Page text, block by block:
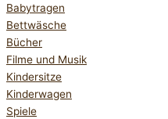
Babytragen
Bettwäsche
Bücher
Filme und Musik
Kindersitze
Kinderwagen
Spiele